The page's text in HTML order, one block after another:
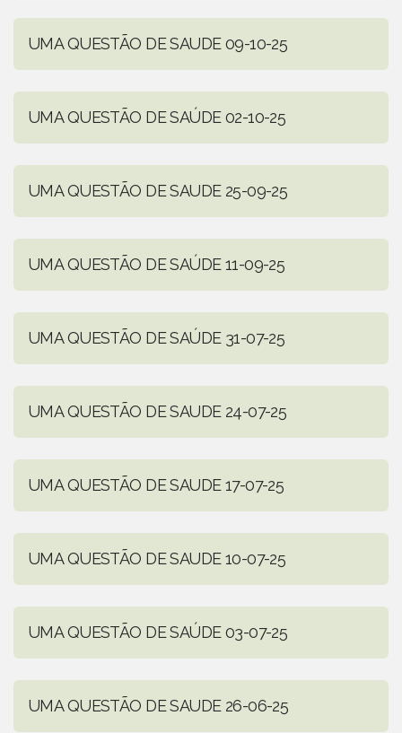
UMA QUESTÃO DE SAUDE 09-10-25
UMA QUESTÃO DE SAÚDE 02-10-25
UMA QUESTÃO DE SAUDE 25-09-25
UMA QUESTÃO DE SAÚDE 11-09-25
UMA QUESTÃO DE SAÚDE 31-07-25
UMA QUESTÃO DE SAUDE 24-07-25
UMA QUESTÃO DE SAUDE 17-07-25
UMA QUESTÃO DE SAUDE 10-07-25
UMA QUESTÃO DE SAÚDE 03-07-25
UMA QUESTÃO DE SAUDE 26-06-25